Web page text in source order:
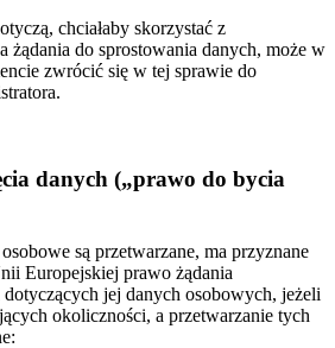
chciałaby skorzystać z
żądania do sprostowania danych, może w
zwrócić się w tej sprawie do
danych („prawo do bycia
są przetwarzane, ma przyznane
Europejskiej prawo żądania
dotyczących jej danych osobowych, jeżeli
okoliczności, a przetwarzanie tych